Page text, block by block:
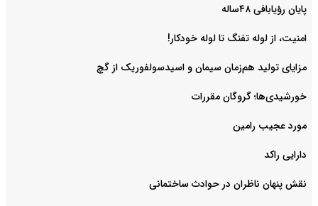
پایان رؤیابافی ۴۸ساله
امنیت، از لوله تفنگ تا ‌لوله خودکار!
مزایای تولید هم‌زمان سیمان و اسیدسولفوریک از گچ
خورشیدی‌ها؛ گروگان مقررات
مورد عجیب رامین
دارایی راکد
نقش پنهان ناظران در حوادث ساختمانی